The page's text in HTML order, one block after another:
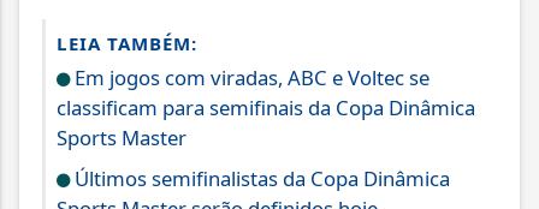
LEIA TAMBÉM:
Em jogos com viradas, ABC e Voltec se
classificam para semifinais da Copa Dinâmica
Sports Master
Últimos semifinalistas da Copa Dinâmica